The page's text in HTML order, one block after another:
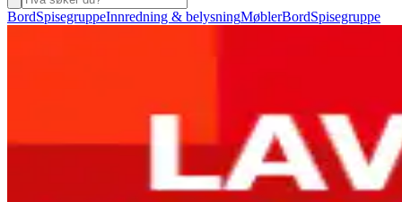
BordSpisegruppeInnredning & belysningMøblerBordSpisegruppe